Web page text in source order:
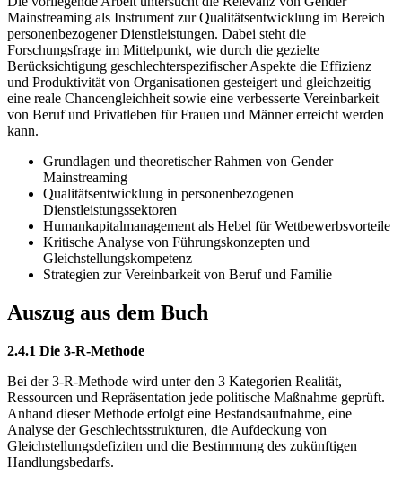
Mainstreaming als Instrument zur Qualitätsentwicklung im Bereich
personenbezogener Dienstleistungen. Dabei steht die
Forschungsfrage im Mittelpunkt, wie durch die gezielte
Berücksichtigung geschlechterspezifischer Aspekte die Effizienz
und Produktivität von Organisationen gesteigert und gleichzeitig
eine reale Chancengleichheit sowie eine verbesserte Vereinbarkeit
von Beruf und Privatleben für Frauen und Männer erreicht werden
kann.
Grundlagen und theoretischer Rahmen von Gender
Mainstreaming
Qualitätsentwicklung in personenbezogenen
Dienstleistungssektoren
Humankapitalmanagement als Hebel für Wettbewerbsvorteile
Kritische Analyse von Führungskonzepten und
Gleichstellungskompetenz
Strategien zur Vereinbarkeit von Beruf und Familie
Auszug aus dem Buch
2.4.1 Die 3-R-Methode
Bei der 3-R-Methode wird unter den 3 Kategorien Realität,
Ressourcen und Repräsentation jede politische Maßnahme geprüft.
Anhand dieser Methode erfolgt eine Bestandsaufnahme, eine
Analyse der Geschlechtsstrukturen, die Aufdeckung von
Gleichstellungsdefiziten und die Bestimmung des zukünftigen
Handlungsbedarfs.